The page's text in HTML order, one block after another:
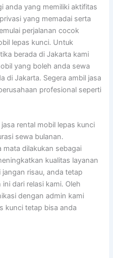
anda yang memiliki aktifitas
yang memadai serta
perjalanan cocok
lepas kunci. Untuk
berada di Jakarta kami
yang boleh anda sewa
di Jakarta. Segera ambil jasa
profesional seperti
rental mobil lepas kunci
sewa bulanan.
mata dilakukan sebagai
kualitas layanan
risau, anda tetap
dari relasi kami. Oleh
dengan admin kami
kunci tetap bisa anda